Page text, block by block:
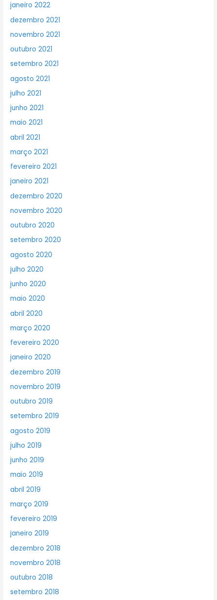
janeiro 2022
dezembro 2021
novembro 2021
outubro 2021
setembro 2021
agosto 2021
julho 2021
junho 2021
maio 2021
abril 2021
março 2021
fevereiro 2021
janeiro 2021
dezembro 2020
novembro 2020
outubro 2020
setembro 2020
agosto 2020
julho 2020
junho 2020
maio 2020
abril 2020
março 2020
fevereiro 2020
janeiro 2020
dezembro 2019
novembro 2019
outubro 2019
setembro 2019
agosto 2019
julho 2019
junho 2019
maio 2019
abril 2019
março 2019
fevereiro 2019
janeiro 2019
dezembro 2018
novembro 2018
outubro 2018
setembro 2018